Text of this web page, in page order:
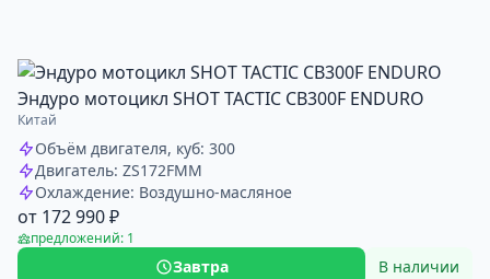
Эндуро мотоцикл SHOT TACTIC CB300F ENDURO
Китай
Объём двигателя, куб: 300
Двигатель: ZS172FMM
Охлаждение: Воздушно-масляное
от 172 990 ₽
предложений: 1
Завтра В наличии